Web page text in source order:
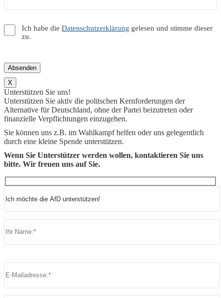
Ich habe die Datenschutzerklärung gelesen und stimme dieser
zu.
X
Unterstützen Sie uns!
Unterstützen Sie aktiv die politschen Kernforderungen der
Alternative für Deutschland, ohne der Partei beizutreten oder
finanzielle Verpflichtungen einzugehen.
Sie können uns z.B. im Wahlkampf helfen oder uns gelegentlich
durch eine kleine Spende unterstützen.
Wenn Sie Unterstützer werden wollen, kontaktieren Sie uns
bitte. Wir freuen uns auf Sie.
Bitte lasse dieses Feld leer.